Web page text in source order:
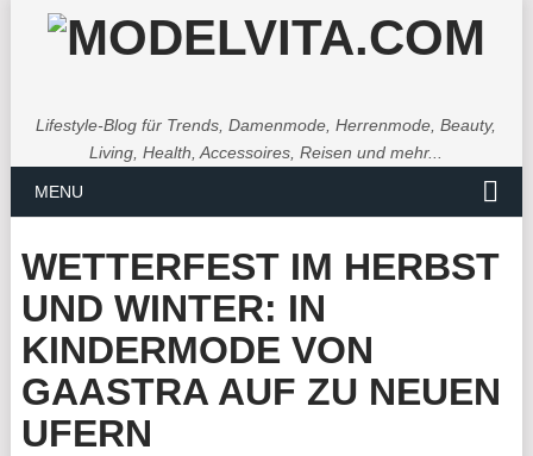
Lifestyle-Blog für Trends, Damenmode, Herrenmode, Beauty,
Living, Health, Accessoires, Reisen und mehr...
MENU
WETTERFEST IM HERBST
UND WINTER: IN
KINDERMODE VON
GAASTRA AUF ZU NEUEN
UFERN